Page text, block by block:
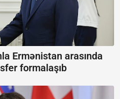
Ermənistan arasında
formalaşıb